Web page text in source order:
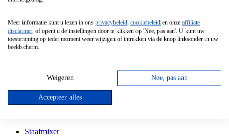
Vrijstaande Magnetron
Vrijstaande Kookplaat
Inbouw Gaskookplaat
Inbouw Keramische Kookplaat
Kookplaat Accessoires
Staafmixer
Meer informatie kunt u lezen in ons privacybeleid, cookiebeleid en onze affiliate
disclaimer, of opent u de instellingen door te klikken op 'Nee, pas aan'. U kunt uw
toestemming op ieder moment weer wijzigen of intrekken via de knop linksonder in uw
beeldscherm.
Weigeren Nee, pas aan
Accepteer alles